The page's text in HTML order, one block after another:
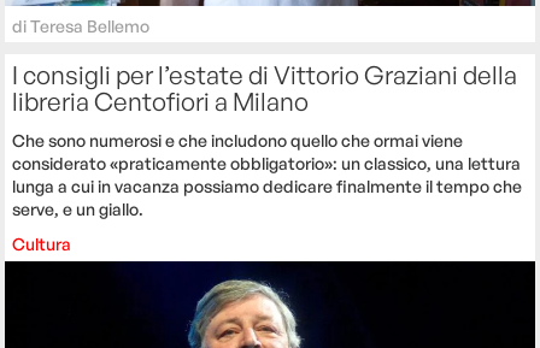
diTeresa Bellemo
I consigli per l’estate di Vittorio Graziani della
libreria Centofiori a Milano
Che sono numerosi e che includono quello che ormai viene
considerato «praticamente obbligatorio»: un classico, una lettura
lunga a cui in vacanza possiamo dedicare finalmente il tempo che
serve, e un giallo.
Cultura